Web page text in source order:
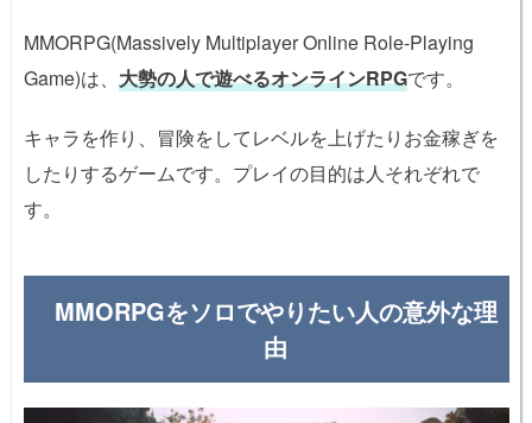
MMORPG(Massively Multiplayer Online Role-Playing
Game)は、 大勢の人で遊べるオンラインRPGです。
キャラを作り、冒険をしてレベルを上げたりお金稼ぎを
したりするゲームです。プレイの目的は人それぞれで
す。
MMORPGをソロでやりたい人の意外な理
由